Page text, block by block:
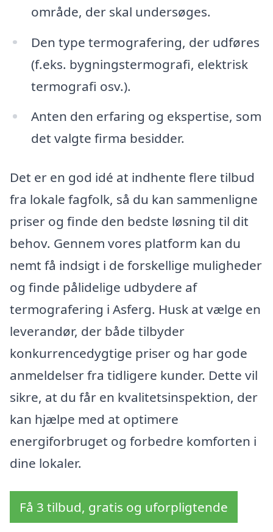
område, der skal undersøges.
Den type termografering, der udføres
(f.eks. bygningstermografi, elektrisk
termografi osv.).
Anten den erfaring og ekspertise, som
det valgte firma besidder.
Det er en god idé at indhente flere tilbud
fra lokale fagfolk, så du kan sammenligne
priser og finde den bedste løsning til dit
behov. Gennem vores platform kan du
nemt få indsigt i de forskellige muligheder
og finde pålidelige udbydere af
termografering i Asferg. Husk at vælge en
leverandør, der både tilbyder
konkurrencedygtige priser og har gode
anmeldelser fra tidligere kunder. Dette vil
sikre, at du får en kvalitetsinspektion, der
kan hjælpe med at optimere
energiforbruget og forbedre komforten i
dine lokaler.
Få 3 tilbud, gratis og uforpligtende